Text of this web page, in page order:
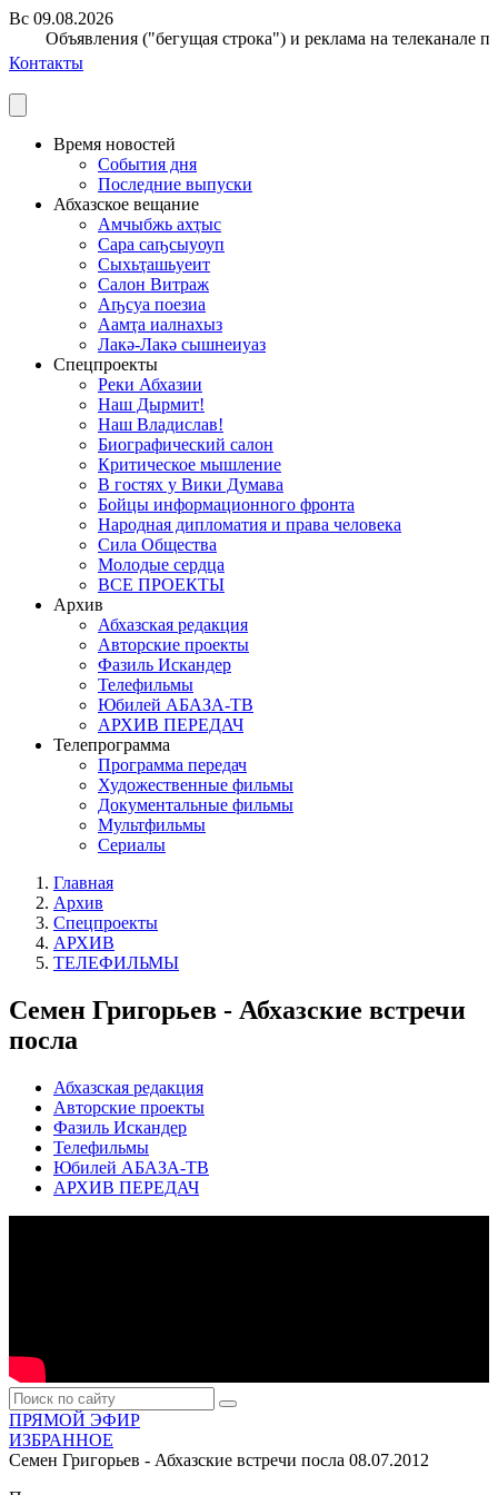
Вс 09.08.2026
Объявления ("бегущая строка") и реклама на телеканале
Контакты
Время новостей
События дня
Последние выпуски
Абхазское вещание
Амчыбжь ахҭыс
Сара саҧсыуоуп
Сыхьҭашьуеит
Салон Витраж
Аҧсуа поезиа
Аамҭа иалнахыз
Лакә-Лакә сышнеиуаз
Спецпроекты
Реки Абхазии
Наш Дырмит!
Наш Владислав!
Биографический салон
Критическое мышление
В гостях у Вики Думава
Бойцы информационного фронта
Народная дипломатия и права человека
Сила Общества
Молодые сердца
ВСЕ ПРОЕКТЫ
Архив
Абхазская редакция
Авторские проекты
Фазиль Искандер
Телефильмы
Юбилей АБАЗА-ТВ
АРХИВ ПЕРЕДАЧ
Телепрограмма
Программа передач
Художественные фильмы
Документальные фильмы
Мультфильмы
Сериалы
Главная
Архив
Спецпроекты
АРХИВ
ТЕЛЕФИЛЬМЫ
Семен Григорьев - Абхазские встречи
посла
Абхазская редакция
Авторские проекты
Фазиль Искандер
Телефильмы
Юбилей АБАЗА-ТВ
АРХИВ ПЕРЕДАЧ
ПРЯМОЙ ЭФИР
ИЗБРАННОЕ
Семен Григорьев - Абхазские встречи посла 08.07.2012